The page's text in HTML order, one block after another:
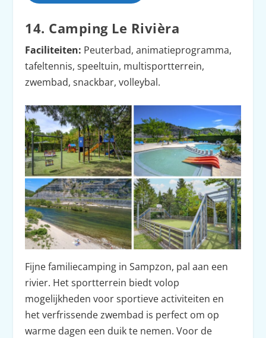
14. Camping Le Rivièra
Faciliteiten: Peuterbad, animatieprogramma,
tafeltennis, speeltuin, multisportterrein,
zwembad, snackbar, volleybal.
Fijne familiecamping in Sampzon, pal aan een
rivier. Het sportterrein biedt volop
mogelijkheden voor sportieve activiteiten en
het verfrissende zwembad is perfect om op
warme dagen een duik te nemen. Voor de